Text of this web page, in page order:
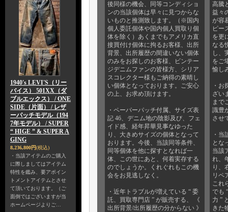
1940's LEVI'S（リー
バイス） 501XX（ダ
ブルエックス） / ONE
SIDE（片面） / レザ
ーパッチモデル（194
7年モデル） / SUPER
“ HIGE ” & SUPER A
GING
8,236,800円(税込)
・当該アイテムのご購入
に際しましてはアイテム
特性を鑑み、要アポイン
トメントアイテムとさせ
て頂いております。（ご
面倒ではございますが当
ホームページよりご…
後同様の機会、同等コンディショ
ンの当該個体は早々に見つからな
いものと推測致します。（※国内
個人委託個体や国内個人買取り個
体を除く）あくまでもアメリカ直
接買付け個体に拘るお客様、出所
背景、出所履歴の間違いない個体
のみをお探しのお客様、ビンテー
ジデニムファンの皆様方、シリア
スコレクター様もご納得の素晴し
い個体となっております。ご安心
の上、お求め頂けます。
・ペーパーパッチ付属、サイズ表
記 46、デニム地の陰影及び、フェ
イド感、経年昇華見事なゆった
り、大きめサイズの個体となって
おります。今後、当該同等条件、
同等個体を他に探すとなれば一
体、この世にあと、何着実存する
のでしょうか。くれぐれもこの機
会をお見逃しなく。
・近年トラブルが増えている “ 委
託、買取専門店 ” が販売する、 《
出所背景/出所履歴の分からない 》
高騰
益々
が容
ピー
を更
なる
し、
をご
愉し
・お
ざい
まで
識豊
させ
・当
とな
当該
れ、
り、
リペ
これ
でも
力 ”
きた